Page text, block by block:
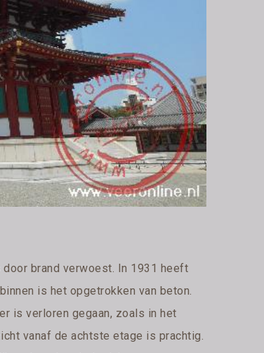
brand verwoest. In 1931 heeft
is het opgetrokken van beton.
is verloren gegaan, zoals in het
vanaf de achtste etage is prachtig.